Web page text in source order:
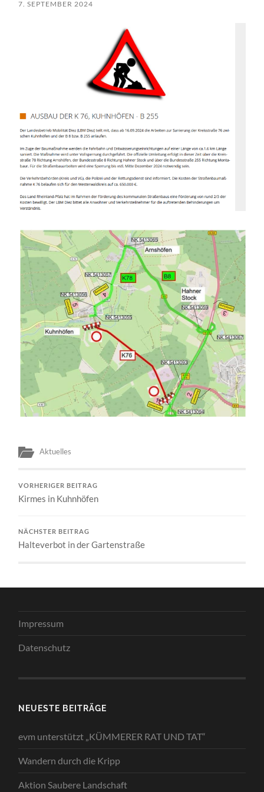
7. SEPTEMBER 2024
Aktuelles
VORHERIGER BEITRAG
Kirmes in Kuhnhöfen
NÄCHSTER BEITRAG
Halteverbot in der Gartenstraße
Impressum
Datenschutz
NEUESTE BEITRÄGE
evm unterstützt „KÜMMERER RAT UND TAT“
Wandern durch die Kripp
Aktion Saubere Landschaft